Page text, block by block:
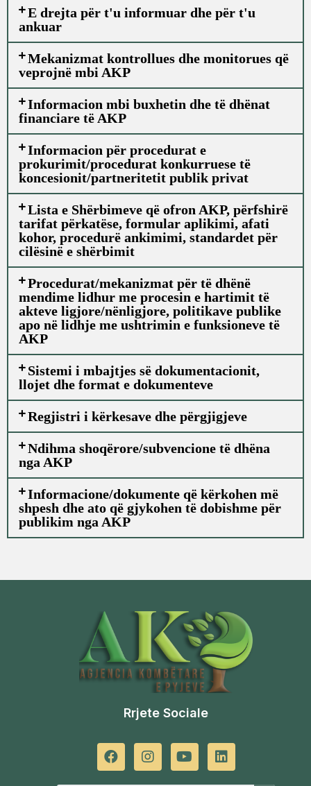
E drejta për t'u informuar dhe për t'u
ankuar
Mekanizmat kontrollues dhe monitorues që
veprojnë mbi AKP
Informacion mbi buxhetin dhe të dhënat
financiare të AKP
Informacion për procedurat e
prokurimit/procedurat konkurruese të
koncesionit/partneritetit publik privat
Lista e Shërbimeve që ofron AKP, përfshirë
tarifat përkatëse, formular aplikimi, afati
kohor, procedurë ankimimi, standardet për
cilësinë e shërbimit
Procedurat/mekanizmat për të dhënë
mendime lidhur me procesin e hartimit të
akteve ligjore/nënligjore, politikave publike
apo në lidhje me ushtrimin e funksioneve të
AKP
Sistemi i mbajtjes së dokumentacionit,
llojet dhe format e dokumenteve
Regjistri i kërkesave dhe përgjigjeve
Ndihma shoqërore/subvencione të dhëna
nga AKP
Informacione/dokumente që kërkohen më
shpesh dhe ato që gjykohen të dobishme për
publikim nga AKP
Rrjete Sociale